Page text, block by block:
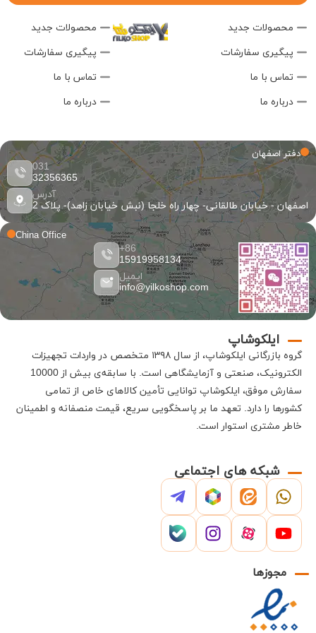
محصولات جدید
پیگیری سفارشات
تماس با ما
درباره ما
محصولات جدید
پیگیری سفارشات
تماس با ما
درباره ما
China Office
86+
15919958134
ایمیل
info@yilkoshop.com
دفتر اصفهان
031
32356365
آدرس
اصفهان - خیابان طالقانی- چهار راه خلجا (نبش خیابان زاهد)- پلاک 2
ایلکوشاپ
گروه بازرگانی ایلکوشاپ
، از سال ۱۳۹۸ متخصص در واردات تجهیزات
الکترونیک، صنعتی و آزمایشگاهی است.
با سابقه‌ی بیش از 10000
سفارش موفق، ایلکوشاپ توانایی تأمین کالاهای خاص از تمامی
کشورها را دارد. تعهد ما بر پاسخگویی سریع، قیمت منصفانه و اطمینان
خاطر مشتری استوار است.
شبکه های اجتماعی
مجوزها